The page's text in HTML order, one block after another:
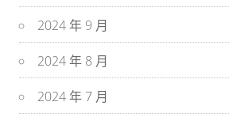
2024 年 9 月
2024 年 8 月
2024 年 7 月